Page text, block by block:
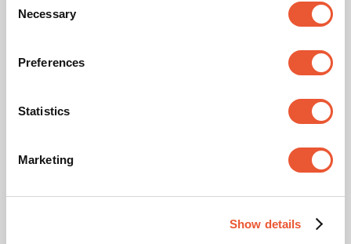
Selection
Necessary
Preferences
Statistics
Marketing
Show details
TAA zertifiziert
Mit dieser TAA-Siegel wird sichergestellt, dass das
Produkt in einem TAA-konformen Land hergestellt (oder
oder akzeptable Beschaffungsquelle angesehen wird.